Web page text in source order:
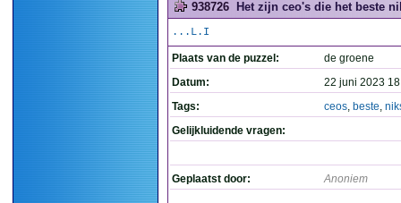
938726 Het zijn ceo's die het beste
...L.I
Plaats van de puzzel:
de groene
Datum:
22 juni 2023
Tags:
ceos, beste,
Gelijkluidende vragen:
Geplaatst door: Anoniem